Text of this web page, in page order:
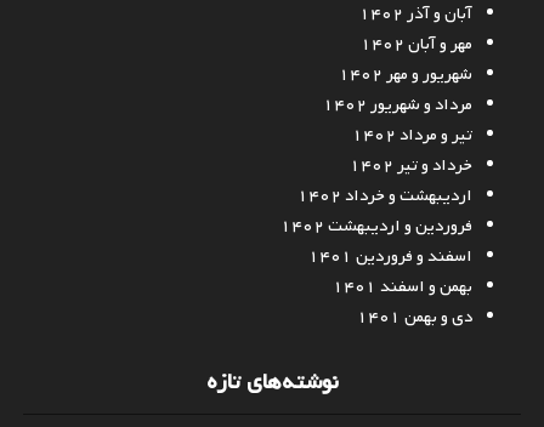
آبان و آذر ۱۴۰۲
مهر و آبان ۱۴۰۲
شهریور و مهر ۱۴۰۲
مرداد و شهریور ۱۴۰۲
تیر و مرداد ۱۴۰۲
خرداد و تیر ۱۴۰۲
اردیبهشت و خرداد ۱۴۰۲
فروردین و اردیبهشت ۱۴۰۲
اسفند و فروردین ۱۴۰۱
بهمن و اسفند ۱۴۰۱
دی و بهمن ۱۴۰۱
نوشته‌های تازه